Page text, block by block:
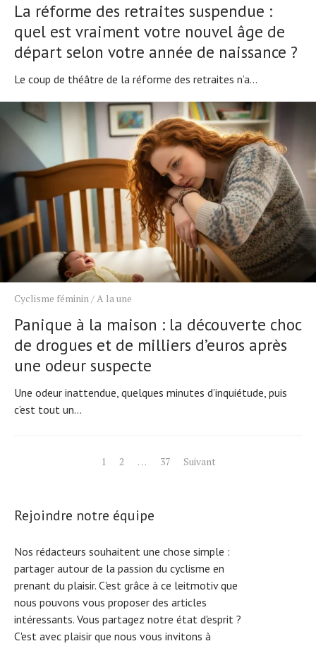
La réforme des retraites suspendue :
quel est vraiment votre nouvel âge de
départ selon votre année de naissance ?
Le coup de théâtre de la réforme des retraites n’a...
Cyclisme féminin/A la une
Panique à la maison : la découverte choc
de drogues et de milliers d’euros après
une odeur suspecte
Une odeur inattendue, quelques minutes d’inquiétude, puis
c’est tout un...
publications
1 2 … 37 Suivant
Rejoindre notre équipe
Nos rédacteurs souhaitent une chose simple :
partager autour de la passion du cyclisme en
prenant du plaisir. C'est grâce à ce leitmotiv que
nous pouvons vous proposer des articles
intéressants. Vous partagez notre état d'esprit ?
C'est avec plaisir que nous vous invitons à